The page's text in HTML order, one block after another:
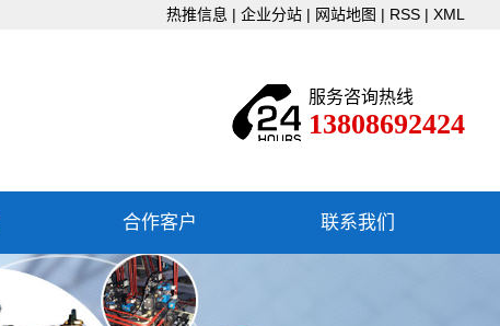
热推信息 | 企业分站 | 网站地图 | RSS | XML
服务咨询热线
13808692424
合作客户 联系我们